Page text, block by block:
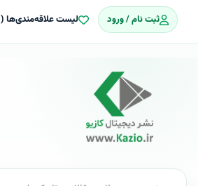
ثبت نام / ورود لیست علاقه‌مندی‌ها (0)